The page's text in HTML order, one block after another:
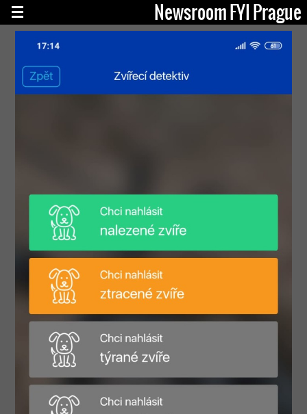
Newsroom FYI Prague